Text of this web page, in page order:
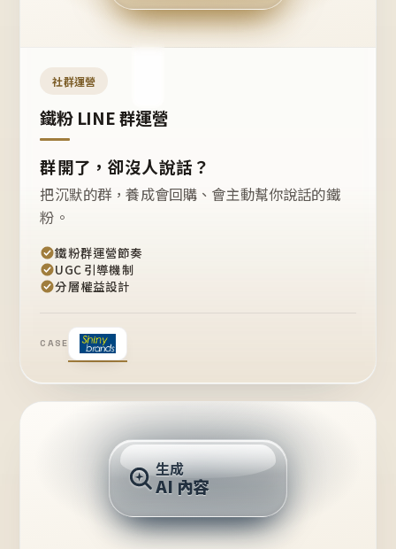
開團
嗎？
社群運營
鐵粉 LINE 群運營
群開了，卻沒人說話？
把沉默的群，養成會回購、會主動幫你說話的鐵
粉。
鐵粉群運營節奏
UGC 引導機制
分層權益設計
CASE
推薦的台灣品牌？
生成
AI 內容